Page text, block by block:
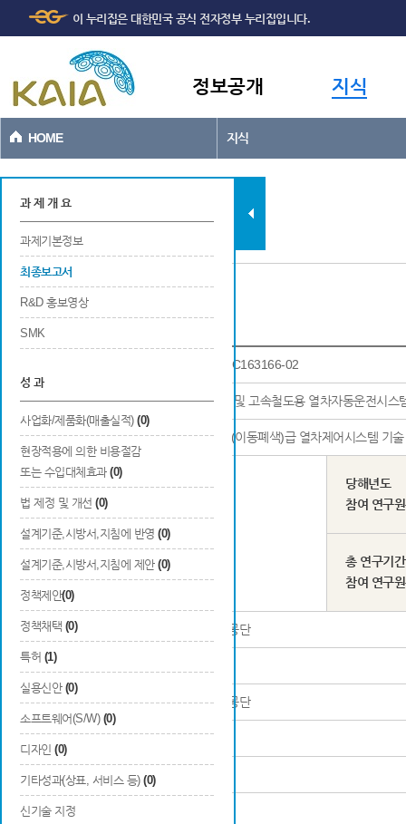
본문바로가기
이 누리집은 대한민국 공식 전자정부 누리집입니다.
정보공개 지식
HOME 지식
과제현황
과 제 개 요
과제기본정보
최종보고서
R&D 홍보영상
SMK
성 과
사업화/제품화(매출실적) (0)
현장적용에 의한 비용절감
또는 수입대체효과 (0)
법 제정 및 개선 (0)
설계기준,시방서,지침에 반영 (0)
설계기준,시방서,지침에 제안 (0)
정책제안(0)
정책채택 (0)
특허 (1)
실용신안 (0)
소프트웨어(S/W) (0)
디자인 (0)
기타성과(상표, 서비스 등) (0)
신기술 지정
최종보고서
22KTCS-C163166-02
연구사업명 광역 일반 및 고속철도용 열차자동운전시스
연구과제명 ETCS L3(이동폐색)급 열차제어시스템 기
연구책임자
당해년도
참여 연구
총 연구기간
참여 연구
연구기관명 및 소속부서 국가철도공단
참여기업명
참여연구기관명 국가철도공단
등록 발간번호 -
ISBN